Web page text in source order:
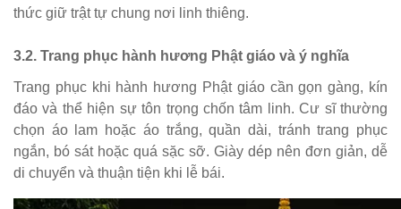
thức giữ trật tự chung nơi linh thiêng.
3.2. Trang phục hành hương Phật giáo và ý nghĩa
Trang phục khi hành hương Phật giáo cần gọn gàng, kín
đáo và thể hiện sự tôn trọng chốn tâm linh. Cư sĩ thường
chọn áo lam hoặc áo trắng, quần dài, tránh trang phục
ngắn, bó sát hoặc quá sặc sỡ. Giày dép nên đơn giản, dễ
di chuyển và thuận tiện khi lễ bái.